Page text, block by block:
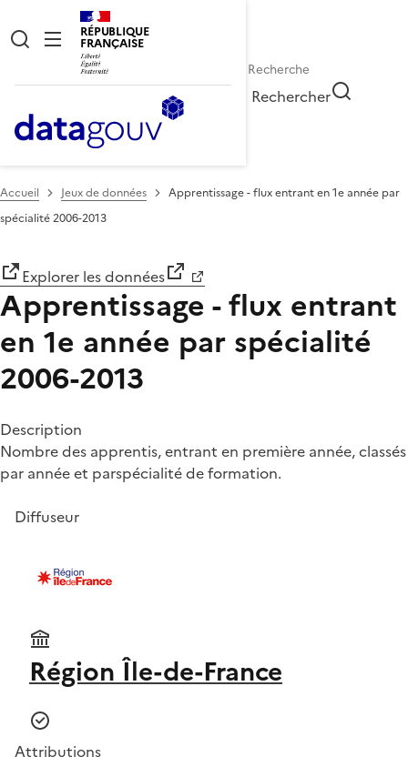
RÉPUBLIQUE
FRANÇAISE
Rechercher
Accueil Jeux de données
Apprentissage - flux entrant en 1e année par
spécialité 2006-2013
Explorer les données
Apprentissage - flux entrant
en 1e année par spécialité
2006-2013
Description
Nombre des apprentis, entrant en première année, classés
par année et parspécialité de formation.
Diffuseur
Région Île-de-France
Attributions